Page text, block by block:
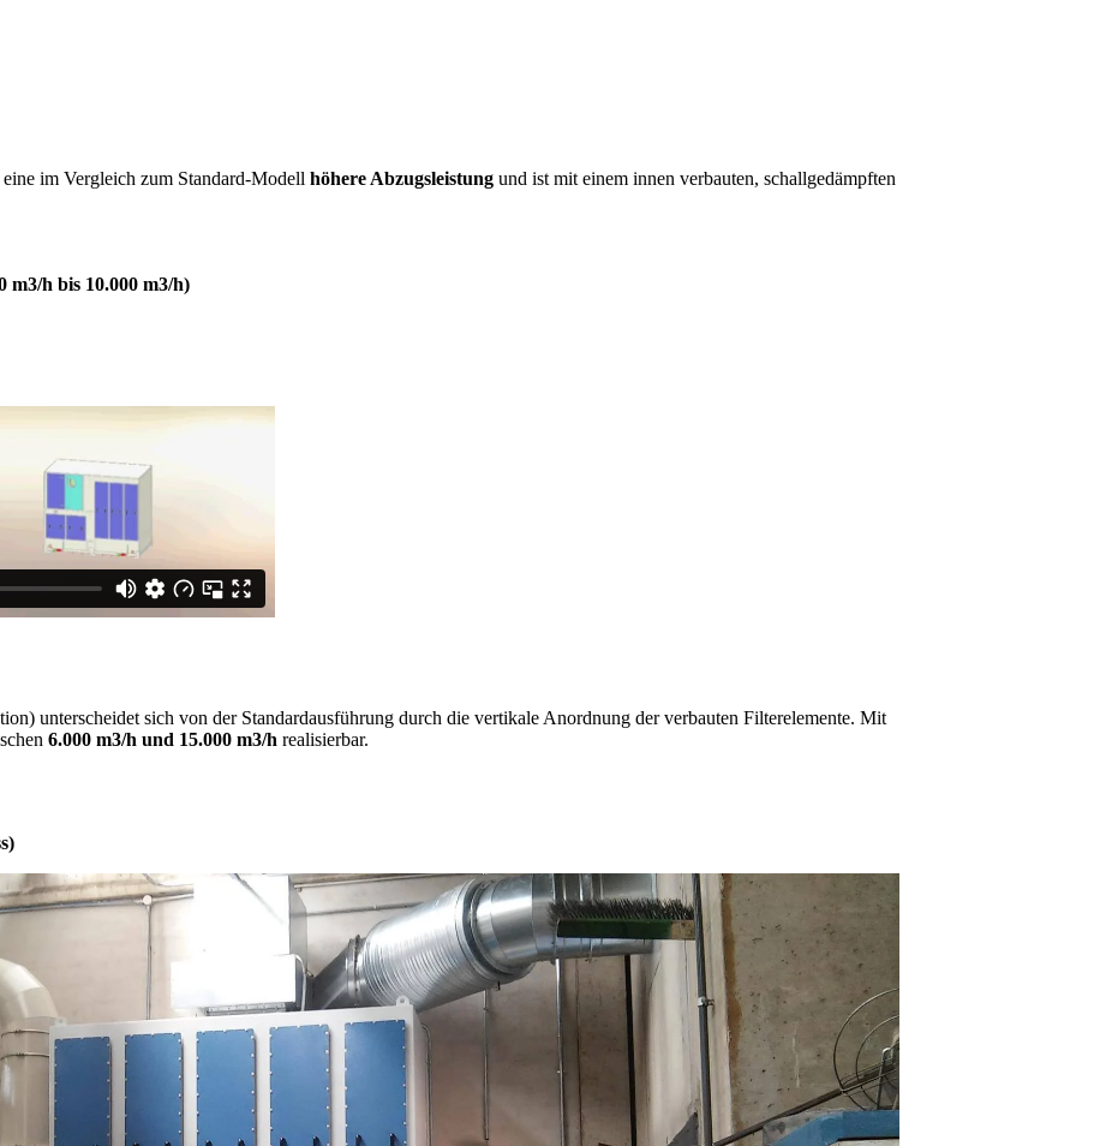
eine im Vergleich zum Standard-Modell höhere Abzugsleistung und ist mit einem innen verbauten, schallgedämpften
m3/h bis 10.000 m3/h)
unterscheidet sich von der Standardausführung durch die vertikale Anordnung der verbauten Filterelemente. Mit
6.000 m3/h und 15.000 m3/h realisierbar.